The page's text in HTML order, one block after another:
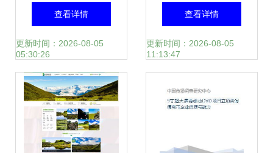
Springboot Vue的
旅游网站设计与实
现 旅游开发项目策
划咨询平台
查看详情
更新时间：2026-08-05
05:30:26
计与旅游开发项目
策划咨询的深度融
查看详情
更新时间：2026-08-05
11:13:47